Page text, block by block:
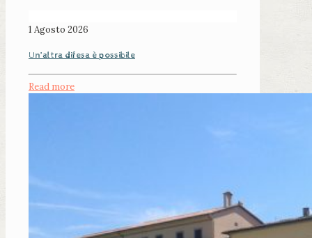
1 Agosto 2026
Un’altra difesa è possibile
Read more